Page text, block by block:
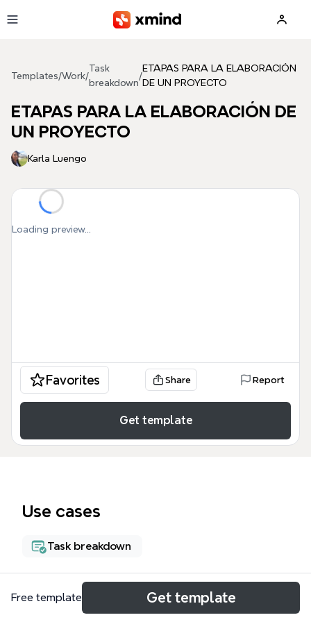
Templates/Work/
Task
breakdown
/
ETAPAS PARA LA ELABORACIÓN
DE UN PROYECTO
ETAPAS PARA LA ELABORACIÓN DE
UN PROYECTO
Karla Luengo
Loading preview...
Favorites Share Report
Get template
Use cases
Task breakdown
About
Free template Get template